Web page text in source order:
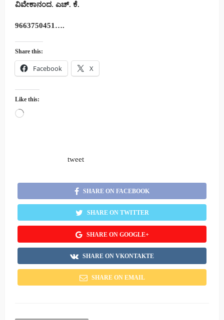
ವಿವೇಕಾನಂದ. ಎಚ್. ಕೆ.
9663750451….
Share this:
Facebook X
Like this:
Loading…
tweet
SHARE ON FACEBOOK
SHARE ON TWITTER
SHARE ON GOOGLE+
SHARE ON VKONTAKTE
SHARE ON EMAIL